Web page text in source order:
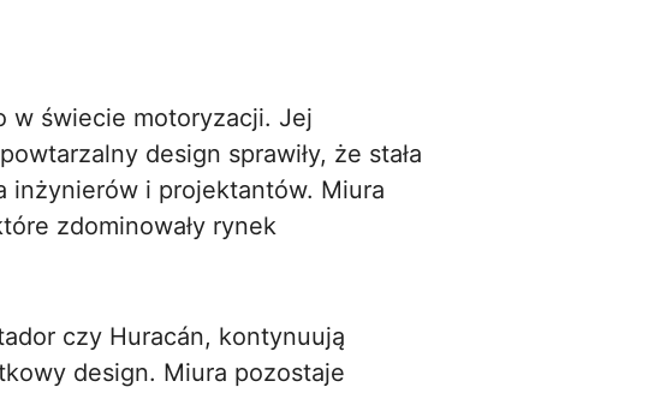
w świecie motoryzacji. Jej
design sprawiły, że stała
inżynierów i projektantów. Miura
zdominowały rynek
czy Huracán, kontynuują
design. Miura pozostaje